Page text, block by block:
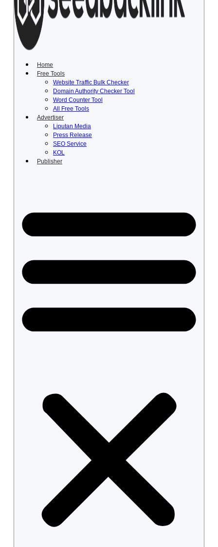
Lewati
konten
Home
Free Tools
Website Traffic Bulk Checker
Domain Authority Checker Tool
Word Counter Tool
All Free Tools
Advertiser
Liputan Media
Press Release
SEO Service
KOL
Publisher